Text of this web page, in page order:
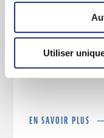
Utiliser
Les
Apprenez-en
leadership qui
EN SAVOIR PLUS